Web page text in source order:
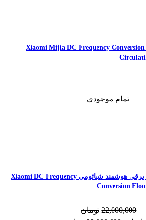
پنکه رومیزی شیائومی Xiaomi Mijia DC Frequency Conversion
اتمام موجودی
پنکه ایستاده و رومیزی برقی هوشمند شیائومی Xiaomi DC Frequency
Conversion
22,000,000 تومان